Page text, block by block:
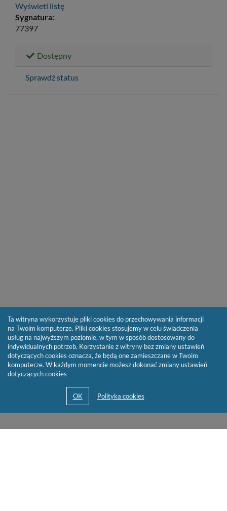
Wyświetl listę
Sygnatura:
77397
Dostępny
Sprawdź status
Ta witryna wykorzystuje pliki cookies do przechowywania informacji
na Twoim komputerze. Pliki cookies stosujemy w celu świadczenia
usług na najwyższym poziomie, w tym w sposób dostosowany do
indywidualnych potrzeb. Korzystanie z witryny bez zmiany ustawień
dotyczących cookies oznacza, że będą one zamieszczane w Twoim
komputerze. W każdym momencie możesz dokonać zmiany ustawień
dotyczących cookies